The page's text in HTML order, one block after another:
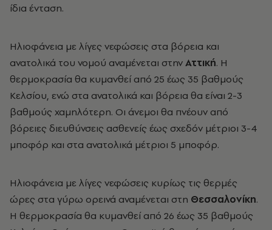
ίδια ένταση.
Ηλιοφάνεια με λίγες νεφώσεις στα βόρεια και
ανατολικά του νομού αναμένεται στηνΑττική. Η
θερμοκρασία θα κυμανθεί από 25 έως 35 βαθμούς
Κελσίου, ενώ στα ανατολικά και βόρεια θα είναι 2-3
βαθμούς χαμηλότερη. Οι άνεμοι θα πνέουν από
βόρειες διευθύνσεις ασθενείς έως σχεδόν μέτριοι 3-4
μποφόρ και στα ανατολικά μέτριοι 5 μποφόρ.
Ηλιοφάνεια με λίγες νεφώσεις κυρίως τις θερμές
ώρες στα γύρω ορεινά αναμένεται στη Θεσσαλονίκη.
Η θερμοκρασία θα κυμανθεί από 26 έως 35 βαθμούς